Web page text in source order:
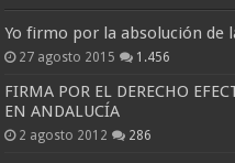
Yo firmo por la absolución de
27 agosto 2015 1.456
FIRMA POR EL DERECHO
EN ANDALUCÍA
2 agosto 2012 286